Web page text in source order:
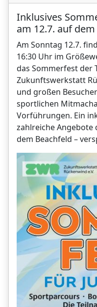
Inklusives
am 12.7. auf
Am Sonntag 12.7.
16:30 Uhr im
das Sommerfest der
Zukunftswerkstatt
und großen
sportlichen
Vorführungen. Ein
zahlreiche Angebote
dem Beachfeld –